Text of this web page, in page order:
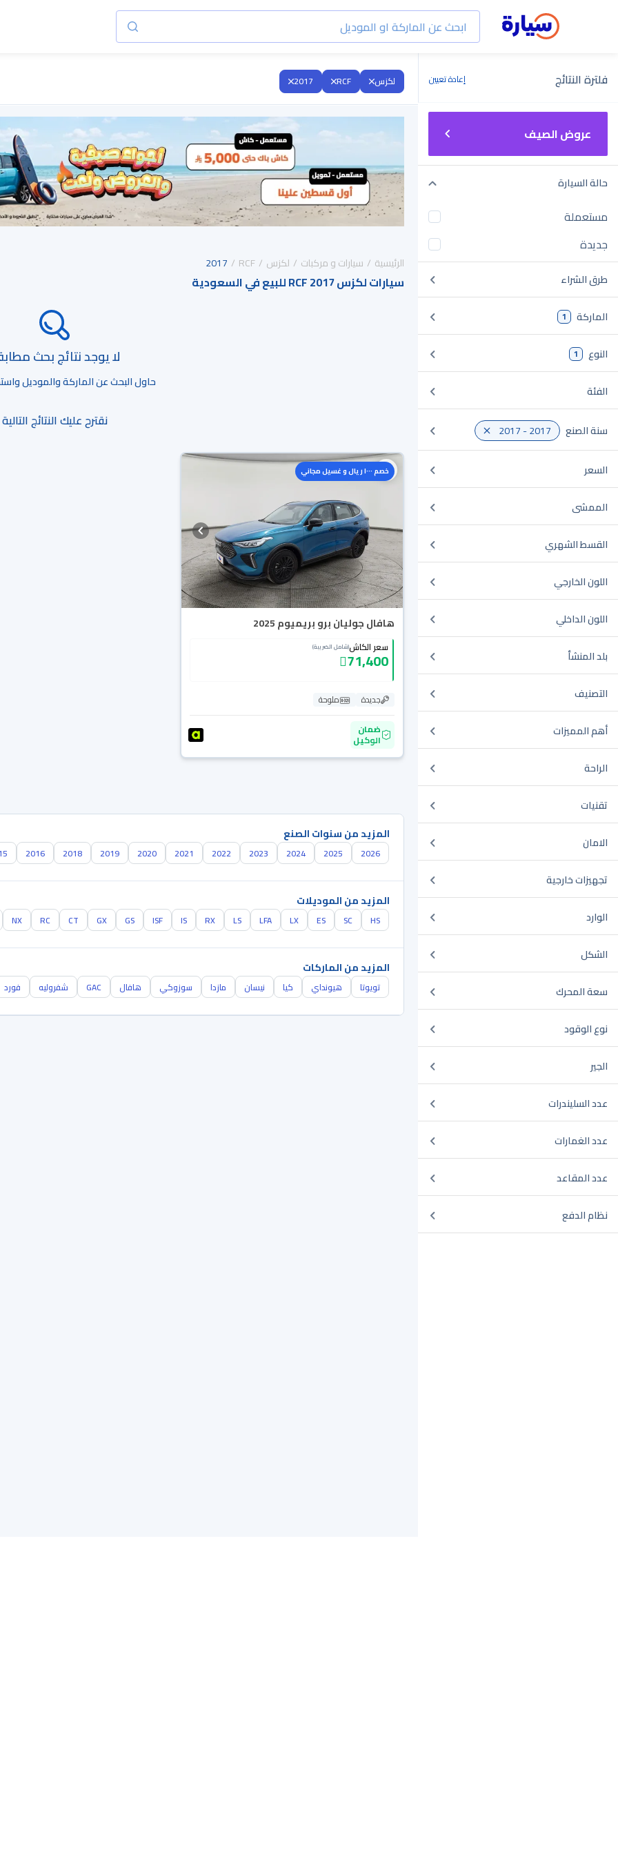
فلترة النتائج إعادة تعيين
عروض الصيف
حالة السيارة
مستعملة
جديدة
طرق الشراء
الماركة 1
النوع 1
الفئة
سنة الصنع 2017 - 2017
السعر
الممشى
القسط الشهري
اللون الخارجي
اللون الداخلي
بلد المنشأ
التصنيف
أهم المميزات
الراحة
تقنيات
الامان
تجهيزات خارجية
الوارد
الشكل
سعة المحرك
نوع الوقود
الجير
عدد السليندرات
عدد الغمارات
عدد المقاعد
نظام الدفع
لكزس RCF
2017
الرئيسية سيارات و مركبات لكزس RCF
2017
سيارات لكزس RCF 2017 للبيع في السعودية
لا يوجد نتائج بحث
حاول البحث عن الماركة والموديل
نقترح عليك النتائج التالية
خصم ١٠٠٠ ريال و غسيل مجاني
هافال جوليان برو بريميوم 2025
سعر الكاش(شامل الضريبة)
71,400
جديدة
ملوحة
ضمان
الوكيل
المزيد من سنوات الصنع
2026
2025
2024
2023
2022
2021
2020
2019
2018
2016
المزيد من الموديلات
HS
SC
ES
LX
LFA
LS
RX
IS
ISF
GS
GX
CT
RC
NX
المزيد من الماركات
تويوتا هيونداي كيا نيسان مازدا سوزوكي هافال GAC شفروليه فورد